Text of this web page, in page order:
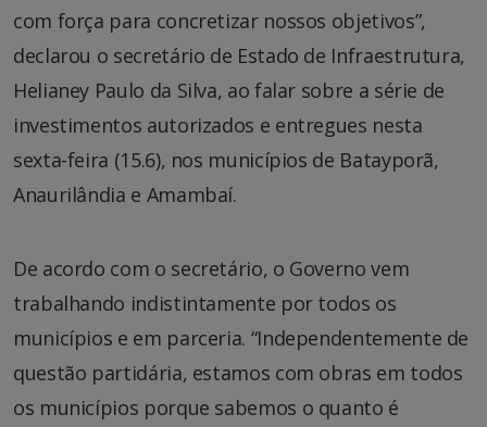
com força para concretizar nossos objetivos”,
declarou o secretário de Estado de Infraestrutura,
Helianey Paulo da Silva, ao falar sobre a série de
investimentos autorizados e entregues nesta
sexta-feira (15.6), nos municípios de Batayporã,
Anaurilândia e Amambaí.
De acordo com o secretário, o Governo vem
trabalhando indistintamente por todos os
municípios e em parceria. “Independentemente de
questão partidária, estamos com obras em todos
os municípios porque sabemos o quanto é